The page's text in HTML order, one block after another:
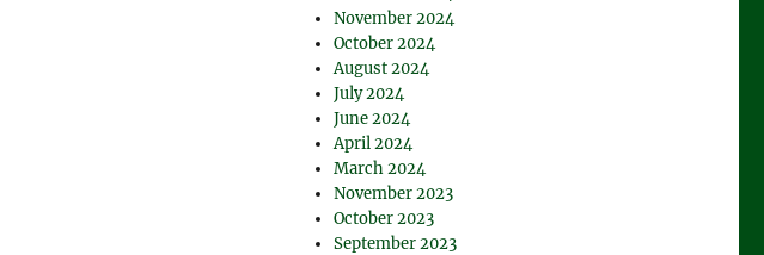
November 2024
October 2024
August 2024
July 2024
June 2024
April 2024
March 2024
November 2023
October 2023
September 2023